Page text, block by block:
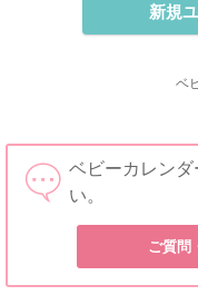
新規
ベ
ベビーカレン
い。
ご質問